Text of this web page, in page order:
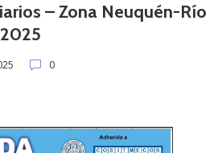
– Zona Neuquén-Río
0